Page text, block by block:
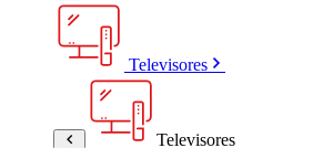
Televisores
Televisores